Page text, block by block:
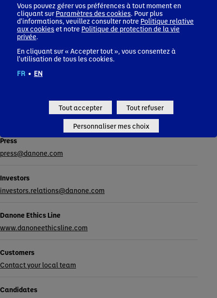
All press releases
Contacts
Press
press@danone.com
Investors
investors.relations@danone.com
Danone Ethics Line
www.danoneethicsline.com
Customers
Contact your local team
Candidates
Vous pouvez gérer vos préférences à tout moment en
cliquant sur Paramètres des cookies . Pour plus
d'informations, veuillez consulter notre Politique relative
aux cookieset notre Politique de protection de la vie
privée
En cliquant sur « Accepter tout », vous consentez à
l'utilisation de tous les cookies.
FR • EN
Tout accepter Tout refuser
Personnaliser mes choix